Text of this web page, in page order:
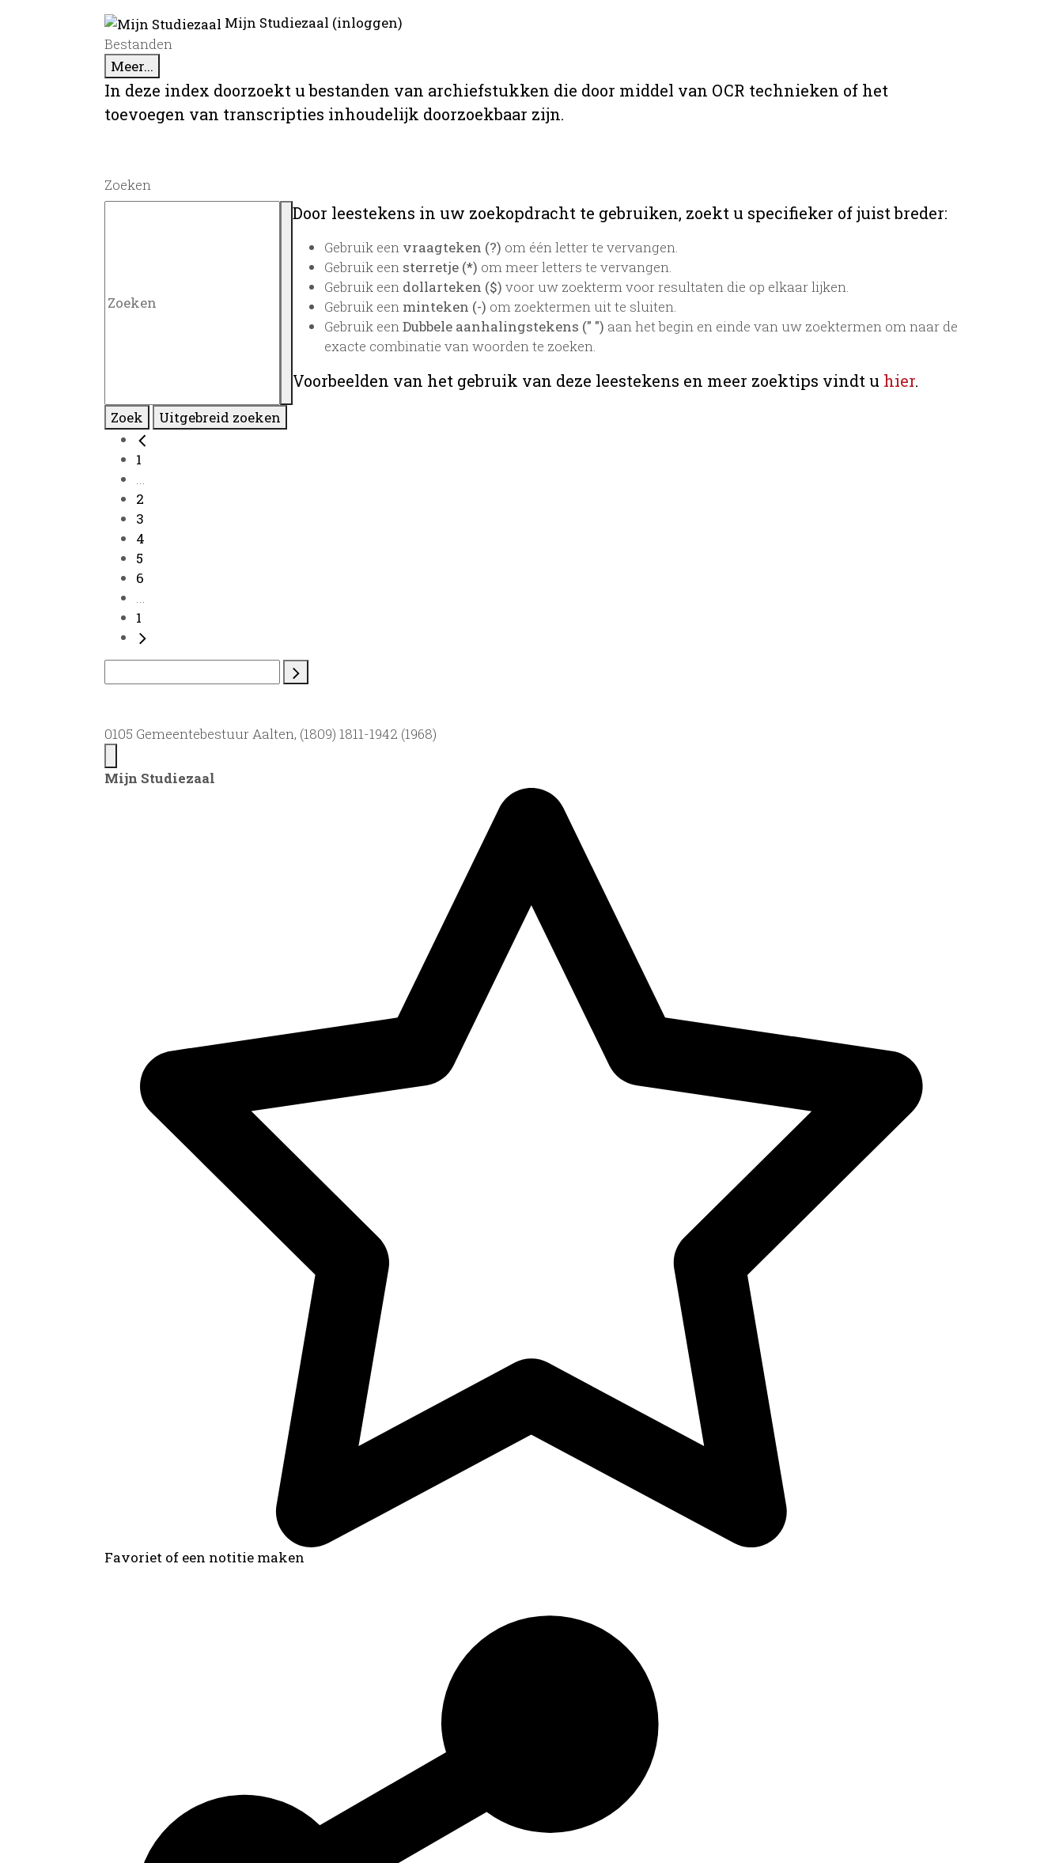
Mijn Studiezaal (inloggen)
Bestanden
Meer...
In deze index doorzoekt u bestanden van archiefstukken die door middel van OCR technieken of het
toevoegen van transcripties inhoudelijk doorzoekbaar zijn.
Zoeken
Door leestekens in uw zoekopdracht te gebruiken, zoekt u specifieker of juist breder:
Gebruik een vraagteken (?) om één letter te vervangen.
Gebruik een sterretje (*) om meer letters te vervangen.
Gebruik een dollarteken ($) voor uw zoekterm voor resultaten die op elkaar lijken.
Gebruik een minteken (-) om zoektermen uit te sluiten.
Gebruik eenDubbele aanhalingstekens (" ") aan het begin en einde van uw zoektermen om naar de
exacte combinatie van woorden te zoeken.
Voorbeelden van het gebruik van deze leestekens en meer zoektips vindt u hier.
Zoek Uitgebreid zoeken
1
...
2
3
4
5
6
...
1
0105 Gemeentebestuur Aalten, (1809) 1811-1942 (1968)
Mijn Studiezaal
Favoriet of een notitie maken